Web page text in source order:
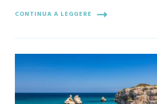
CONTINUA A LEGGERE